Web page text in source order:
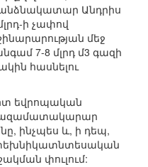
Անդրիս
ի չափով
մեջ
7-8 մլրդ մ3 գազի
հասնելու
եվրոպական
ինչպես և, ի դեպ,
փուլում: